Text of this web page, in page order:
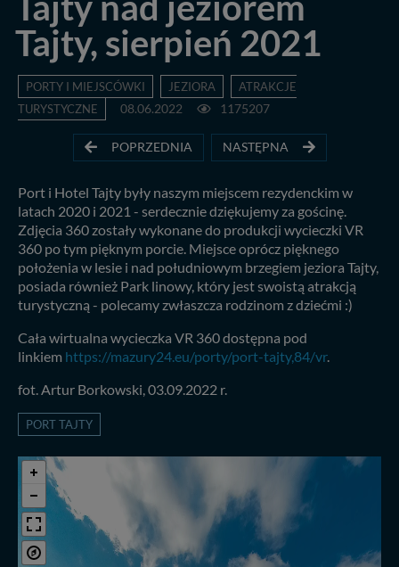
Tajty, sierpień 2021
PORTY I MIEJSCÓWKI JEZIORA
ATRAKCJE
TURYSTYCZNE
08.06.2022 1175207
POPRZEDNIA NASTĘPNA
Port i Hotel Tajty były naszym miejscem rezydenckim w
latach 2020 i 2021 - serdecznie dziękujemy za gościnę.
Zdjęcia 360 zostały wykonane do produkcji wycieczki VR
360 po tym pięknym porcie. Miejsce oprócz pięknego
położenia w lesie i nad południowym brzegiem jeziora Tajty,
posiada również Park linowy, który jest swoistą atrakcją
turystyczną - polecamy zwłaszcza rodzinom z dziećmi :)
Cała wirtualna wycieczka VR 360 dostępna pod
linkiem https://mazury24.eu/porty/port-tajty,84/vr.
fot. Artur Borkowski, 03.09.2022 r.
PORT TAJTY